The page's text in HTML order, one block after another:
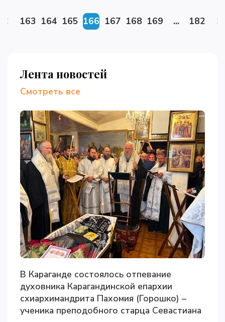
163 164 165 166 167 168 169 ... 182
Лента новостей
Смотреть все
В Караганде состоялось отпевание
духовника Карагандинской епархии
схиархимандрита Пахомия (Горошко) –
ученика преподобного старца Севастиана